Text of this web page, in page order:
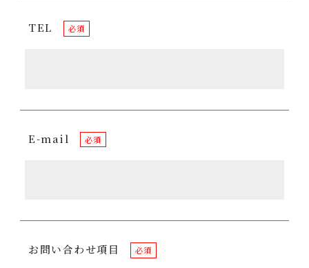
TEL 必須
E-mail 必須
お問い合わせ項目 必須